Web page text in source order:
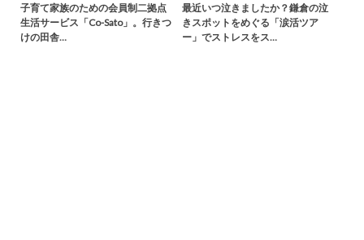
子育て家族のための会員制二拠点
生活サービス「Co-Sato」。行きつ
けの田舎…
最近いつ泣きましたか？鎌倉の泣
きスポットをめぐる「涙活ツア
ー」でストレスをス…